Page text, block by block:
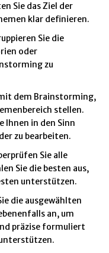
Sie das Ziel der
klar definieren.
Sie die
oder
zu
dem Brainstorming,
stellen.
Ihnen in den Sinn
zu bearbeiten.
Sie alle
Sie die besten aus,
unterstützen.
die ausgewählten
an, um
präzise formuliert